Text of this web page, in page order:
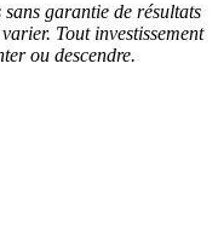
garantie de résultats
Tout investissement
ou descendre.